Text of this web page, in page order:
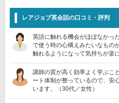
レアジョブ英会話の口コミ・評判
英語に触れる機会がほぼなかっ
で使う時の心構えみたいなもの
触れるようになって気持ちが楽
講師の質が高く効率よく学ぶこ
ート体制が整っているので、安
います。（30代／女性）